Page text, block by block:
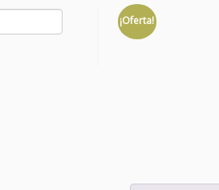
¡Oferta!